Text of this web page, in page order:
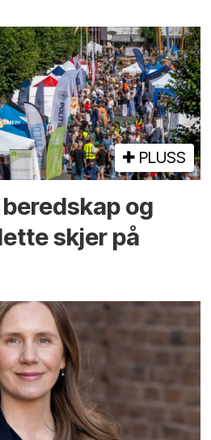
PLUSS
og
skjer på